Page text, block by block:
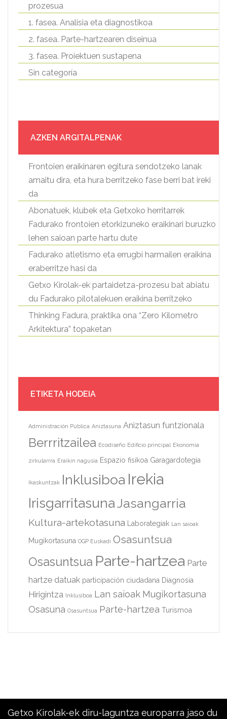
prozesua
1. fasea. Analisia eta diagnostikoa
2. fasea. Parte-hartzearen diseinua
3. fasea. Proiektuen sustapena
Sin categoría
AZKEN ARGITALPENAK
Frontoien eraikinaren egitura sendotzeko lanak
amaitu dira, eta hura berritzeko fase berri bat ireki
da
Abonatuek, klubek eta Getxoko herritarrek
Fadurako frontoien etorkizuneko eraikinari buruzko
lehen saioan parte hartu dute
Fadurako atletismo eta errugbi harmailen eraikina
eraberritze hasi da
Getxo Kirolak-ek partaidetza-prozesu bat abiatu
du Fadurako pilotalekuen eraikina berritzeko
Thinking Fadura, praktika ona “Zero Kilometro
Arkitektura” topaketan
ETIKETA HODEIA
Administración Pública Aniztasuna Aniztasun funtzionala
Berrritzailea Ecodiseño Edificio principal Ekonomia
zirkularrra Eraikin nagusia Espazio fisikoa Garagardotegia
Ikaskuntzak Inklusiboa Irekia
IrisgarritasunaJasangarria
Kultura-artekotasuna Laborategiak Lan saioak
Mugikortasuna OGP Euskadi Osasuntsua
Osasuntsua Parte-hartzea Parte
hartze datuak participación ciudadana Diagnosia
Hirigintza Inklusiboa Lan saioak Mugikortasuna
Osasuna Osasuntsua Parte-hartzea Turismoa
Getxo Kirolak-ek diru-laguntza europarra jaso du